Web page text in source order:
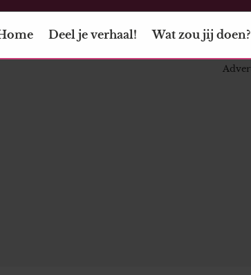
Deel je verhaal! Wat zou jij doen?